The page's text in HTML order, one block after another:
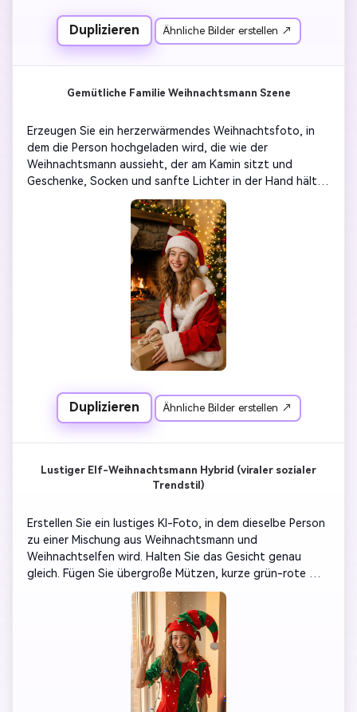
Duplizieren Ähnliche Bilder erstellen ↗
Gemütliche Familie Weihnachtsmann Szene
Erzeugen Sie ein herzerwärmendes Weihnachtsfoto, in
dem die Person hochgeladen wird, die wie der
Weihnachtsmann aussieht, der am Kamin sitzt und
Geschenke, Socken und sanfte Lichter in der Hand hält.
Bewahren Sie ihre wahren Gesichter. Fügen Sie warme
Farben, goldene Lichter und realistische Dekorationen
hinzu-gemütlich, familienfreundlich und perfekt für
Duplizieren Ähnliche Bilder erstellen ↗
Lustiger Elf-Weihnachtsmann Hybrid (viraler sozialer
Trendstil)
Erstellen Sie ein lustiges KI-Foto, in dem dieselbe Person
zu einer Mischung aus Weihnachtsmann und
Weihnachtselfen wird. Halten Sie das Gesicht genau
gleich. Fügen Sie übergroße Mützen, kurze grün-rote
Kostüme, leuchtende Lichterketten und verspielter
Schnee rund um. Die Person lächelt oder winkt,
Filmbeleuchtung, Social-Media-ready Komposition.